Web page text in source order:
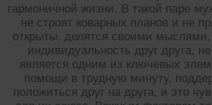
гармоничной жизни. В такой паре
не строят коварных планов и не
открыты, делятся своими
индивидуальность друг друга,
является одним из ключевых
помощи в трудную минуту,
положиться друг на друга, и это